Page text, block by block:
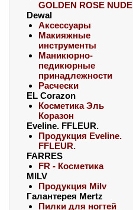
GOLDEN ROSE NUDE
Dewal
Аксессуары
Макияжные
инструменты
Маникюрно-
педикюрные
принадлежности
Расчески
EL Corazon
Косметика Эль
Коразон
Eveline. FFLEUR.
Продукция Eveline.
FFLEUR.
FARRES
FR - Косметика
MILV
Продукция Milv
Галантерея Mertz
Пилки для ногтей